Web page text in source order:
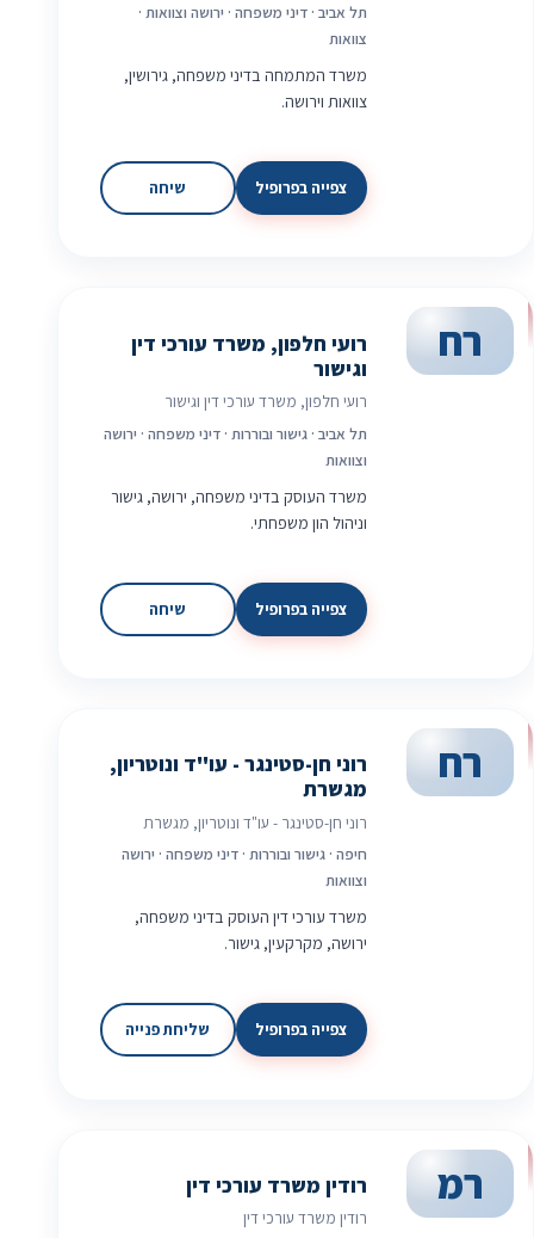
תל אביב · דיני משפחה · ירושה וצוואות ·
צוואות
משרד המתמחה בדיני משפחה, גירושין,
צוואות וירושה.
צפייה בפרופיל שיחה
רח
רועי חלפון, משרד עורכי דין
וגישור
רועי חלפון, משרד עורכי דין וגישור
תל אביב · גישור ובוררות · דיני משפחה · ירושה
וצוואות
משרד העוסק בדיני משפחה, ירושה, גישור
וניהול הון משפחתי.
צפייה בפרופיל שיחה
רח
רוני חן-סטינגר - עו"ד ונוטריון,
מגשרת
רוני חן-סטינגר - עו"ד ונוטריון, מגשרת
חיפה · גישור ובוררות · דיני משפחה · ירושה
וצוואות
משרד עורכי דין העוסק בדיני משפחה,
ירושה, מקרקעין, גישור.
צפייה בפרופיל שליחת פנייה
רמ רודין משרד עורכי דין
רודין משרד עורכי דין